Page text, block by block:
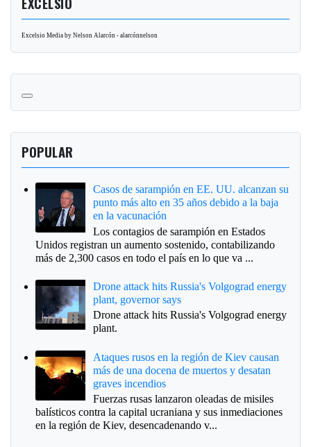
Excelsio Media by Nelson Alarcón - alarcónnelson
POPULAR
Casos de sarampión en EE. UU. alcanzan su
punto más alto en 35 años debido a la baja
en la vacunación
Los contagios de sarampión en Estados
Unidos registran un aumento sostenido, contabilizando
más de 2,300 casos en todo el país en lo que va ...
Drone attack hits Russia's Volgograd energy
plant, governor says
Drone attack hits Russia's Volgograd energy
plant.
Ataques rusos en la región de Kiev causan
más de una docena de muertos y desatan
graves incendios
Fuerzas rusas lanzaron oleadas de misiles
balísticos contra la capital ucraniana y sus inmediaciones
en la región de Kiev, desencadenando v...